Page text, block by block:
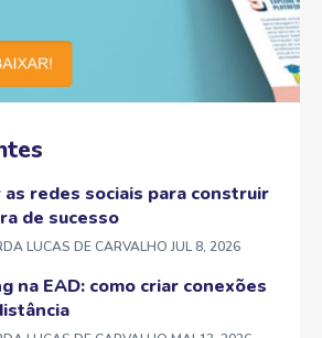
as redes sociais para construir
de sucesso
LUCAS DE CARVALHO JUL 8, 2026
na EAD: como criar conexões